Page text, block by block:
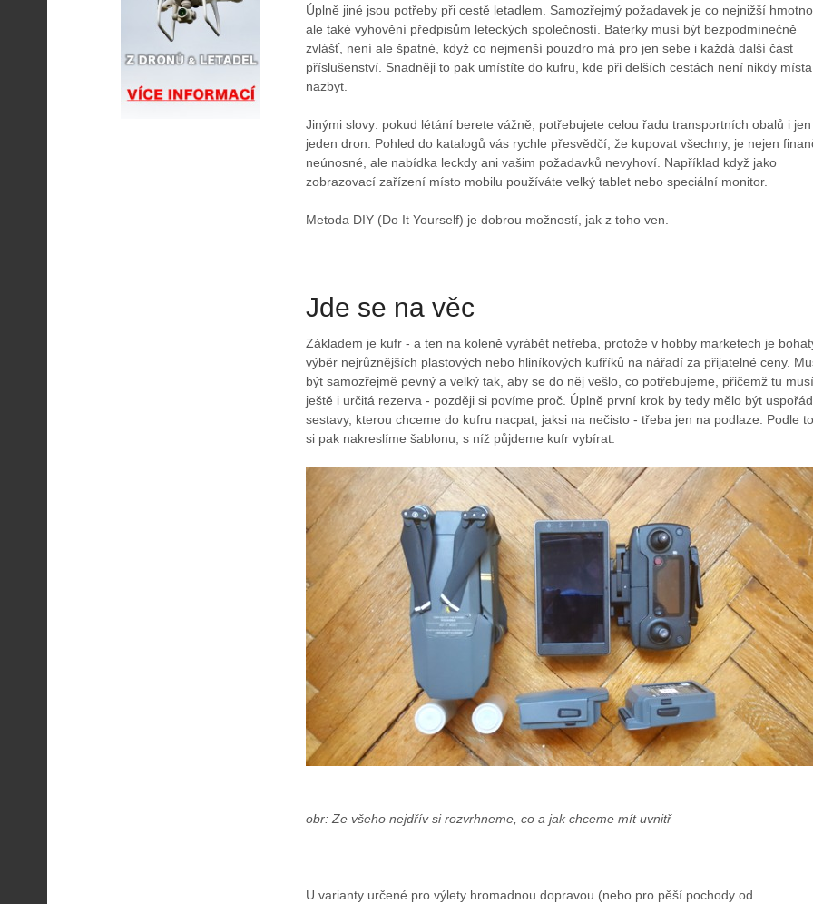
Úplně jiné jsou potřeby při cestě letadlem. Samozřejmý požadavek je co nejnižší
ale také vyhovění předpisům leteckých společností. Baterky musí být bezpodmínečně
zvlášť, není ale špatné, když co nejmenší pouzdro má pro jen sebe i každá další část
příslušenství. Snadněji to pak umístíte do kufru, kde při delších cestách není nikdy místa
nazbyt.
Jinými slovy: pokud létání berete vážně, potřebujete celou řadu transportních obalů i
jeden dron. Pohled do katalogů vás rychle přesvědčí, že kupovat všechny, je nejen
neúnosné, ale nabídka leckdy ani vašim požadavků nevyhoví. Například když jako
zobrazovací zařízení místo mobilu používáte velký tablet nebo speciální monitor.
Metoda DIY (Do It Yourself) je dobrou možností, jak z toho ven.
Jde se na věc
Základem je kufr - a ten na koleně vyrábět netřeba, protože v hobby marketech je
výběr nejrůznějších plastových nebo hliníkových kufříků na nářadí za přijatelné ceny.
být samozřejmě pevný a velký tak, aby se do něj vešlo, co potřebujeme, přičemž tu
ještě i určitá rezerva - později si povíme proč. Úplně první krok by tedy mělo být
sestavy, kterou chceme do kufru nacpat, jaksi na nečisto - třeba jen na podlaze. Podle
si pak nakreslíme šablonu, s níž půjdeme kufr vybírat.
obr: Ze všeho nejdřív si rozvrhneme, co a jak chceme mít uvnitř
U varianty určené pro výlety hromadnou dopravou (nebo pro pěší pochody od